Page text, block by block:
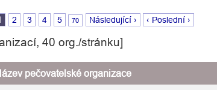
2 3 4 5 70 Následující › ‹ Poslední ›
40 org./stránku]
pečovatelské organizace